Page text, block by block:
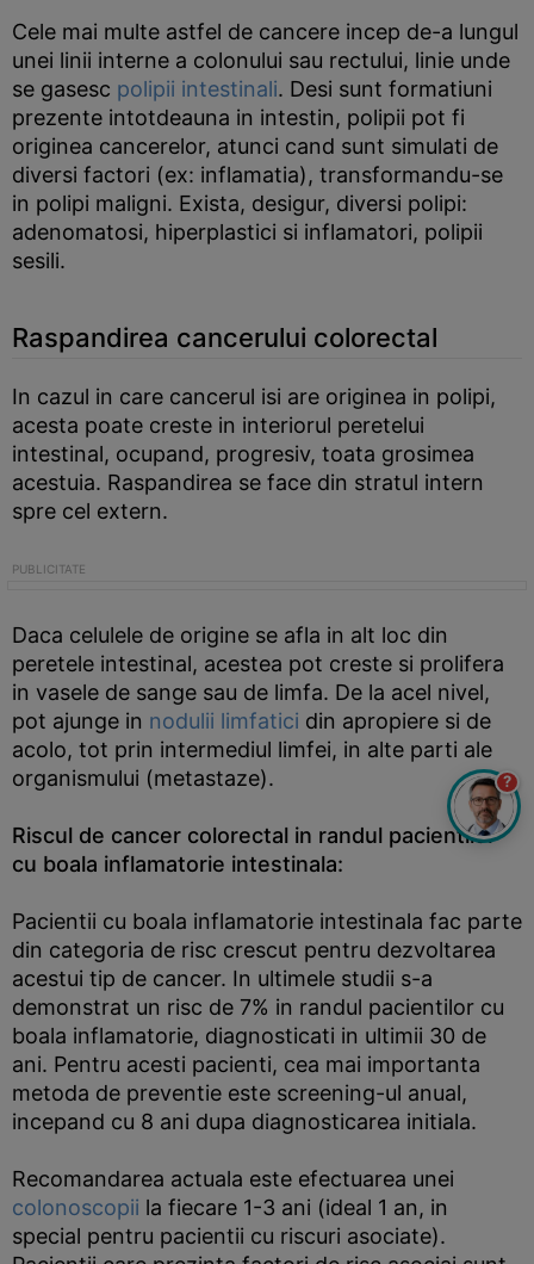
Cele mai multe astfel de cancere incep de-a lungul
unei linii interne a colonului sau rectului, linie unde
se gasesc polipii intestinali. Desi sunt formatiuni
prezente intotdeauna in intestin, polipii pot fi
originea cancerelor, atunci cand sunt simulati de
diversi factori (ex: inflamatia), transformandu-se
in polipi maligni. Exista, desigur, diversi polipi:
adenomatosi, hiperplastici si inflamatori, polipii
sesili.
Raspandirea cancerului colorectal
In cazul in care cancerul isi are originea in polipi,
acesta poate creste in interiorul peretelui
intestinal, ocupand, progresiv, toata grosimea
acestuia. Raspandirea se face din stratul intern
spre cel extern.
Daca celulele de origine se afla in alt loc din
peretele intestinal, acestea pot creste si prolifera
in vasele de sange sau de limfa. De la acel nivel,
pot ajunge in nodulii limfatici din apropiere si de
acolo, tot prin intermediul limfei, in alte parti ale
organismului (metastaze).
Riscul de cancer colorectal in randul pacientilor
cu boala inflamatorie intestinala:
Pacientii cu boala inflamatorie intestinala fac parte
din categoria de risc crescut pentru dezvoltarea
acestui tip de cancer. In ultimele studii s-a
demonstrat un risc de 7% in randul pacientilor cu
boala inflamatorie, diagnosticati in ultimii 30 de
ani. Pentru acesti pacienti, cea mai importanta
metoda de preventie este screening-ul anual,
incepand cu 8 ani dupa diagnosticarea initiala.
Recomandarea actuala este efectuarea unei
colonoscopii la fiecare 1-3 ani (ideal 1 an, in
special pentru pacientii cu riscuri asociate).
?